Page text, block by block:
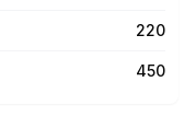
из ПВХ с
220
450